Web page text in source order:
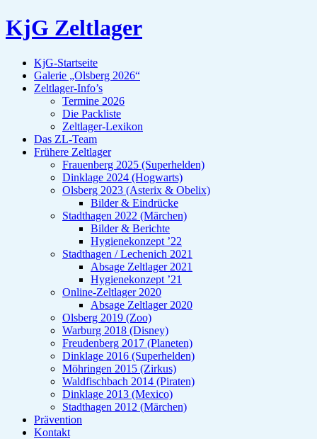
KjG Zeltlager
KjG-Startseite
Galerie „Olsberg 2026“
Zeltlager-Info’s
Termine 2026
Die Packliste
Zeltlager-Lexikon
Das ZL-Team
Frühere Zeltlager
Frauenberg 2025 (Superhelden)
Dinklage 2024 (Hogwarts)
Olsberg 2023 (Asterix & Obelix)
Bilder & Eindrücke
Stadthagen 2022 (Märchen)
Bilder & Berichte
Hygienekonzept ’22
Stadthagen / Lechenich 2021
Absage Zeltlager 2021
Hygienekonzept ’21
Online-Zeltlager 2020
Absage Zeltlager 2020
Olsberg 2019 (Zoo)
Warburg 2018 (Disney)
Freudenberg 2017 (Planeten)
Dinklage 2016 (Superhelden)
Möhringen 2015 (Zirkus)
Waldfischbach 2014 (Piraten)
Dinklage 2013 (Mexico)
Stadthagen 2012 (Märchen)
Prävention
Kontakt